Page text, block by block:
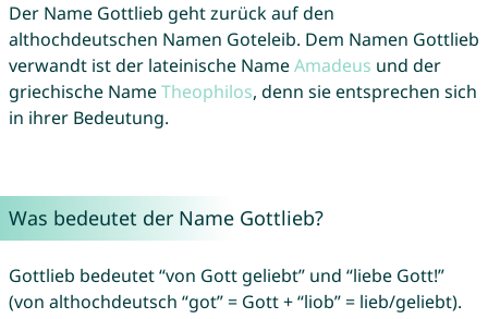
Der Name Gottlieb geht zurück auf den
althochdeutschen Namen Goteleib. Dem Namen Gottlieb
verwandt ist der lateinische NameAmadeus und der
griechische NameTheophilos, denn sie entsprechen sich
in ihrer Bedeutung.
Was bedeutet der Name Gottlieb?
Gottlieb bedeutet “von Gott geliebt” und “liebe Gott!”
(von althochdeutsch “got” = Gott + “liob” = lieb/geliebt).